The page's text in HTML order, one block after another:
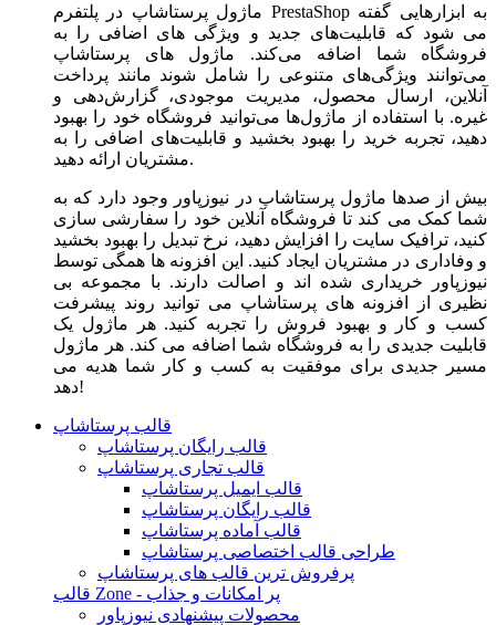
ماژول‌ پرستاشاپ در پلتفرم PrestaShop به ابزارهایی گفته
می شود که قابلیت‌های جدید و ویژگی های اضافی را به
فروشگاه شما اضافه می‌کند. ماژول های پرستاشاپ
می‌توانند ویژگی‌های متنوعی را شامل شوند مانند پرداخت
آنلاین، ارسال محصول، مدیریت موجودی، گزارش‌دهی و
غیره. با استفاده از ماژول‌ها می‌توانید فروشگاه خود را بهبود
دهید، تجربه خرید را بهبود بخشید و قابلیت‌های اضافی را به
مشتریان ارائه دهید.
بیش از صدها ماژول پرستاشاپ در نیوزپاور وجود دارد که به
شما کمک می کند تا فروشگاه آنلاین خود را سفارشی سازی
کنید، ترافیک سایت را افزایش دهید، نرخ تبدیل را بهبود بخشید
و وفاداری در مشتریان ایجاد کنید. این افزونه ها همگی توسط
نیوزپاور خریداری شده اند و اصالت دارند. با مجموعه بی
نظیری از افزونه های پرستاشاپ می توانید روند پیشرفت
کسب و کار و بهبود فروش را تجربه کنید. هر ماژول یک
قابلیت جدیدی را به فروشگاه شما اضافه می کند. هر ماژول
مسیر جدیدی برای موفقیت به کسب و کار شما هدیه می
دهد!
قالب پرستاشاپ
قالب رایگان پرستاشاپ
قالب تجاری پرستاشاپ
قالب ایمیل پرستاشاپ
قالب رایگان پرستاشاپ
قالب آماده پرستاشاپ
طراحی قالب اختصاصی پرستاشاپ
پرفروش ترین قالب های پرستاشاپ
قالب Zone - پر امکانات و جذاب
محصولات پیشنهادی نیوزپاور